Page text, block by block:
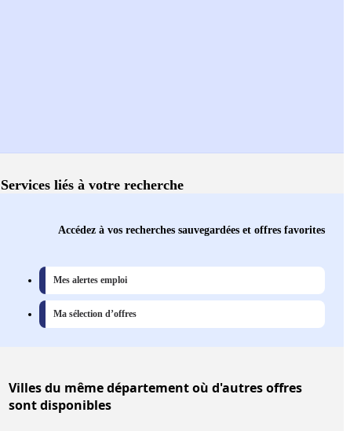
Services liés à votre recherche
Accédez à vos recherches sauvegardées et offres favorites
Mes alertes emploi
Ma sélection d’offres
Villesdu même département où d'autres offres
sont disponibles